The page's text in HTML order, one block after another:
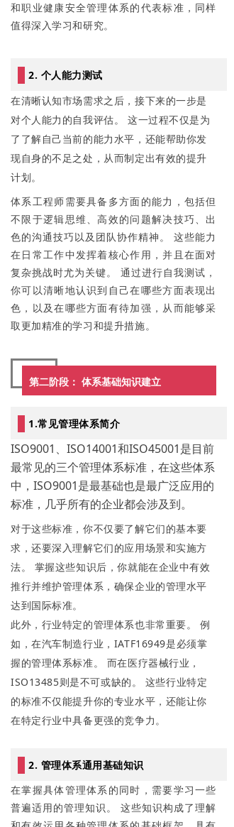
和职业健康安全管理体系的代表标准，同样
值得深入学习和研究。
2. 个人能力测试
在清晰认知市场需求之后，接下来的一步是
对个人能力的自我评估。 这一过程不仅是为
了了解自己当前的能力水平，还能帮助你发
现自身的不足之处，从而制定出有效的提升
计划。
体系工程师需要具备多方面的能力，包括但
不限于逻辑思维、高效的问题解决技巧、出
色的沟通技巧以及团队协作精神。 这些能力
在日常工作中发挥着核心作用，并且在面对
复杂挑战时尤为关键。 通过进行自我测试，
你可以清晰地认识到自己在哪些方面表现出
色，以及在哪些方面有待加强，从而能够采
取更加精准的学习和提升措施。
第二阶段： 体系基础知识建立
1.常见管理体系简介
ISO9001、ISO14001和ISO45001是目前
最常见的三个管理体系标准，在这些体系
中，ISO9001是最基础也是最广泛应用的
标准，几乎所有的企业都会涉及到。
对于这些标准，你不仅要了解它们的基本要
求，还要深入理解它们的应用场景和实施方
法。 掌握这些知识后，你就能在企业中有效
推行并维护管理体系，确保企业的管理水平
达到国际标准。
此外，行业特定的管理体系也非常重要。 例
如，在汽车制造行业，IATF16949是必须掌
握的管理体系标准。 而在医疗器械行业，
ISO13485则是不可或缺的。 这些行业特定
的标准不仅能提升你的专业水平，还能让你
在特定行业中具备更强的竞争力。
2. 管理体系通用基础知识
在掌握具体管理体系的同时，需要学习一些
普遍适用的管理知识。 这些知识构成了理解